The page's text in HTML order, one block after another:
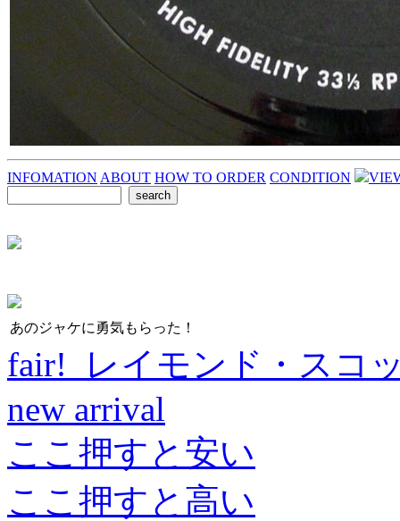
INFOMATION ABOUT HOW TO ORDER CONDITION
あのジャケに勇気もらった！
fair! レイモンド・スコ
new arrival
ここ押すと安い
ここ押すと高い